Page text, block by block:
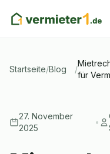
Startseite/Blog /
für
27. November
2025
•